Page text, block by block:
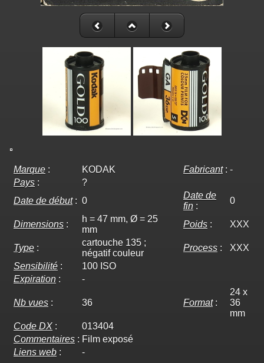
Marque : KODAK Fabricant: -
Pays :
?
Date de début: 0
Date de
fin :
0
Dimensions :
h = 47 mm, Ø = 25
mm
Poids : XXX
Type :
cartouche 135 ;
négatif couleur
Process :
XXX
Sensibilité :
100 ISO
Expiration : -
Nb vues : 36 Format:
24 x
36
mm
Code DX :
013404
Commentaires : Film exposé
Liens web : -